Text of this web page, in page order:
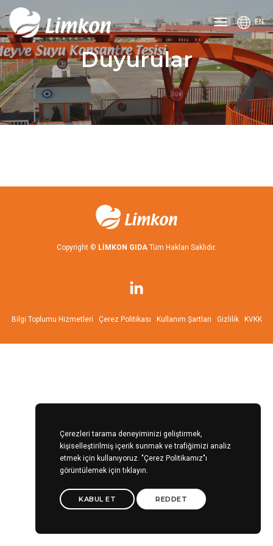
Ana
menüyü
aç
veya
kapat
EN
Duyurular
Copyright © LİMKON GIDA Tüm Hakları Saklıdır.
Bilgi Toplumu Hizmetleri Çerez Politikası Kullanım Şartları Gizlilik KVKK
Çerezleri tarama deneyiminizi geliştirmek,
kişiselleştirilmiş içerik sunmak ve trafiğimizi analiz
etmek için kullanıyoruz. "Çerez Politikamız"ı
görüntülemek için tıklayın.
KABUL ET REDDET